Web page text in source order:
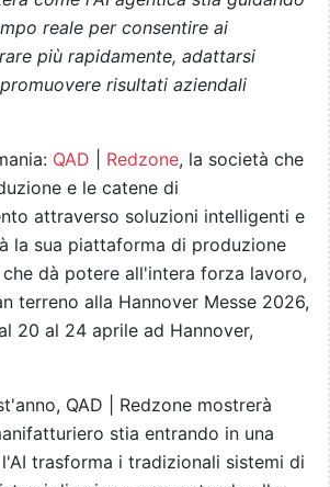
reale per consentire ai
più rapidamente, adattarsi
risultati aziendali
QAD Redzone, la società che
e le catene di
attraverso soluzioni intelligenti e
la sua piattaforma di produzione
dà potere all'intera forza lavoro,
terreno alla Hannover Messe 2026,
20 al 24 aprile ad Hannover,
QAD | Redzone mostrerà
stia entrando in una
trasforma i tradizionali sistemi di